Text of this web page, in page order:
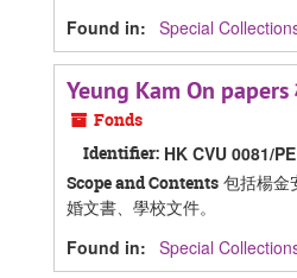
Found in: Special
Yeung Kam On
Fonds
Identifier: HK CVU 0081/
Scope and Contents 包括楊金
婚文書、學校文件。
Found in: Special